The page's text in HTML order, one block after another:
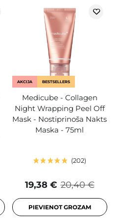
AKCIJA BESTSELLERS
Medicube - Collagen
Night Wrapping Peel Off
Mask - Nostiprinoša Nakts
Maska - 75ml
202
20,40 €
19,38 €
PIEVIENOT GROZAM